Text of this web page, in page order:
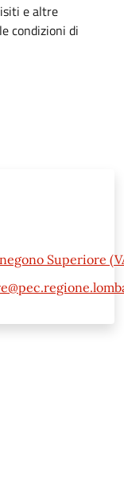
e altre
condizioni di
Superiore